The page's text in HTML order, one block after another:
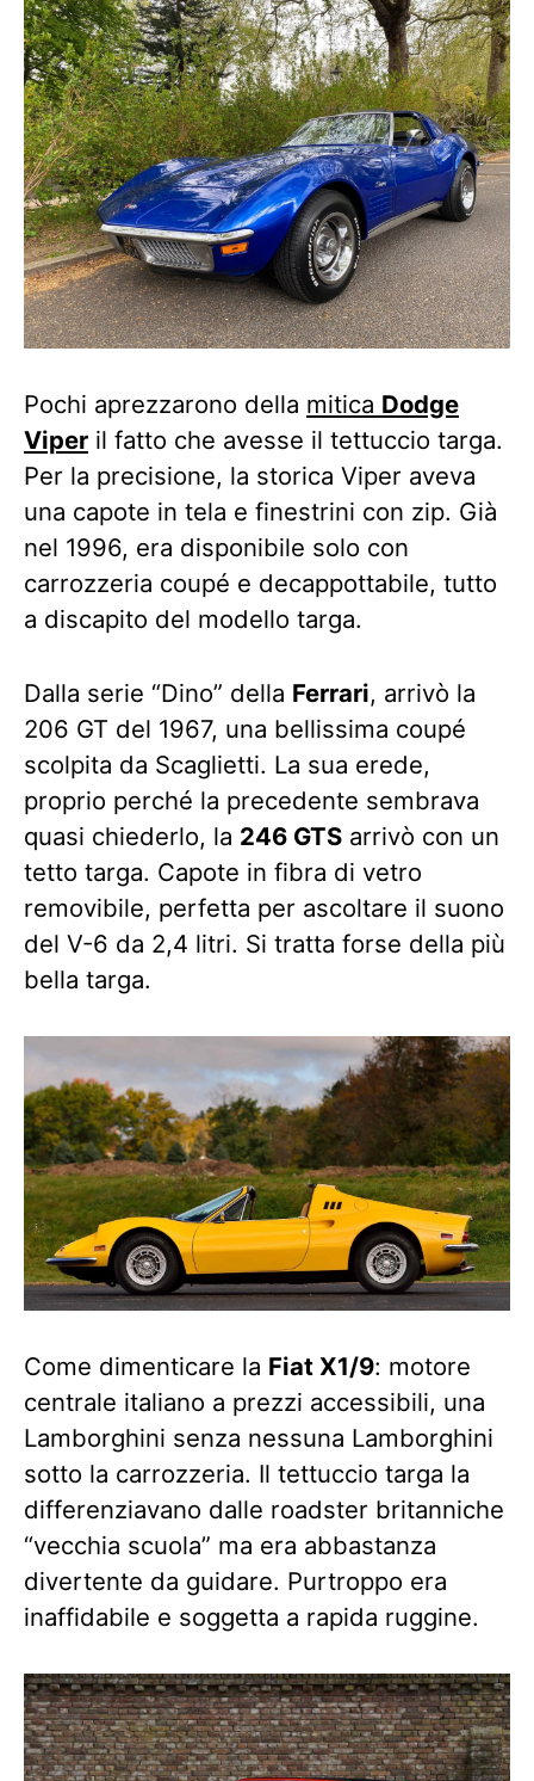
Pochi aprezzarono della mitica Dodge
Viper il fatto che avesse il tettuccio targa.
Per la precisione, la storica Viper aveva
una capote in tela e finestrini con zip. Già
nel 1996, era disponibile solo con
carrozzeria coupé e decappottabile, tutto
a discapito del modello targa.
Dalla serie “Dino” della Ferrari, arrivò la
206 GT del 1967, una bellissima coupé
scolpita da Scaglietti. La sua erede,
proprio perché la precedente sembrava
quasi chiederlo, la 246 GTS arrivò con un
tetto targa. Capote in fibra di vetro
removibile, perfetta per ascoltare il suono
del V-6 da 2,4 litri. Si tratta forse della più
bella targa.
Come dimenticare la Fiat X1/9: motore
centrale italiano a prezzi accessibili, una
Lamborghini senza nessuna Lamborghini
sotto la carrozzeria. Il tettuccio targa la
differenziavano dalle roadster britanniche
“vecchia scuola” ma era abbastanza
divertente da guidare. Purtroppo era
inaffidabile e soggetta a rapida ruggine.